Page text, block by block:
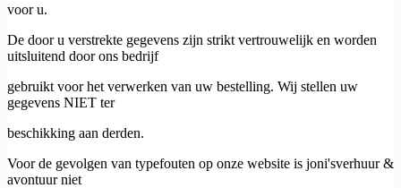
voor u.
De door u verstrekte gegevens zijn strikt vertrouwelijk en worden
uitsluitend door ons bedrijf
gebruikt voor het verwerken van uw bestelling. Wij stellen uw
gegevens NIET ter
beschikking aan derden.
Voor de gevolgen van typefouten op onze website is joni'sverhuur &
avontuur niet